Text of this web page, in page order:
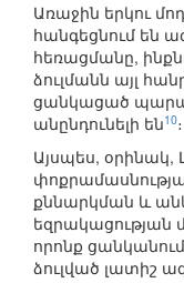
Առաջին երկու
հանգեցնում են
հեռացմանը,
ձուլմանն այլ
ցանկացած
անընդունելի են10։
Այսպես, օրինակ,
քննարկման և
եզրակացության
որոնք
ձուլված լատիշ